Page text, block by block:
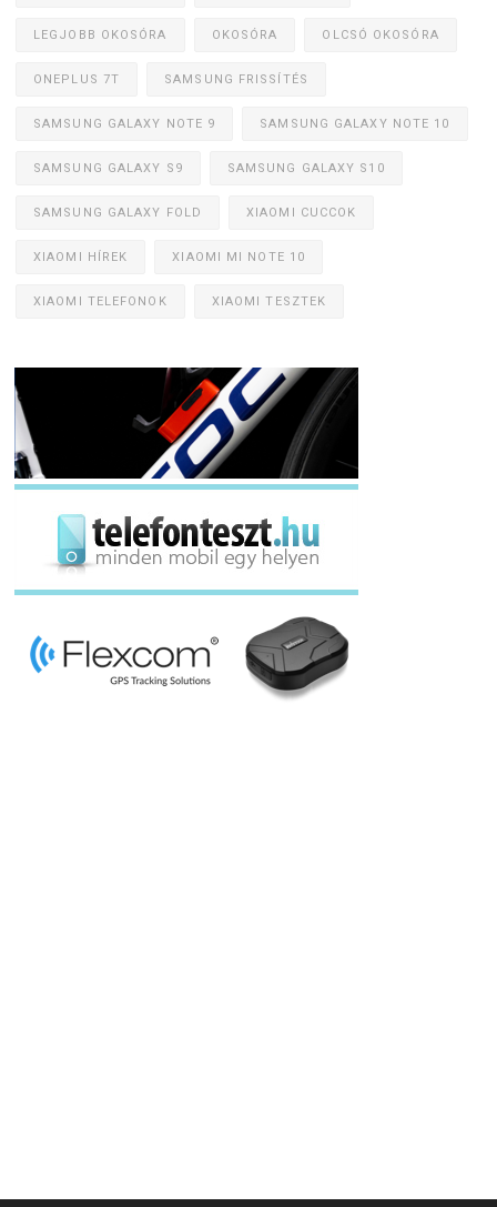
LEGJOBB OKOSÓRA OKOSÓRA OLCSÓ OKOSÓRA
ONEPLUS 7T SAMSUNG FRISSÍTÉS
SAMSUNG GALAXY NOTE 9 SAMSUNG GALAXY NOTE 10
SAMSUNG GALAXY S9 SAMSUNG GALAXY S10
SAMSUNG GALAXY FOLD XIAOMI CUCCOK
XIAOMI HÍREK XIAOMI MI NOTE 10
XIAOMI TELEFONOK XIAOMI TESZTEK